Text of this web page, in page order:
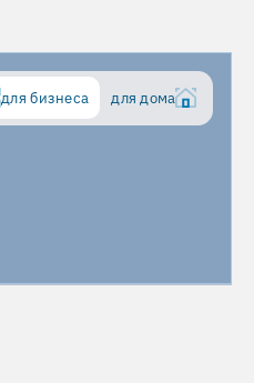
для бизнеса для дома